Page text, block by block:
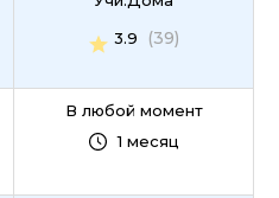
3.9
(39)
В любой момент
1 месяц